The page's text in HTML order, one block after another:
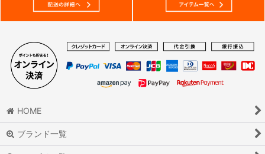
HOME
ブランド一覧